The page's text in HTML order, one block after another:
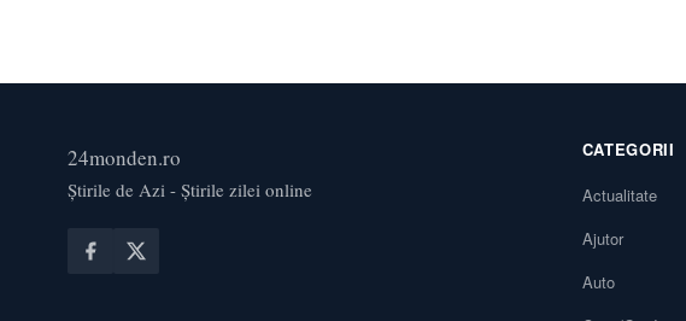
24monden.ro
Știrile de Azi - Știrile zilei online
CATEGORII
Actualitate
Ajutor
Auto